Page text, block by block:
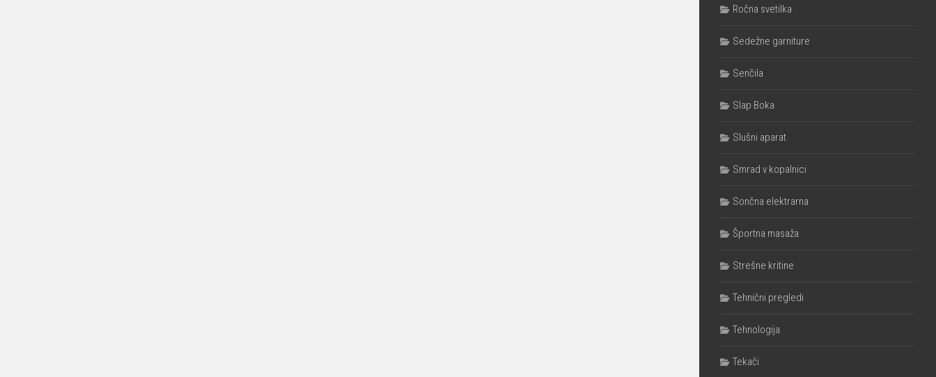
Ročna svetilka
Sedežne garniture
Senčila
Slap Boka
Slušni aparat
Smrad v kopalnici
Sončna elektrarna
Športna masaža
Strešne kritine
Tehnični pregledi
Tehnologija
Tekači